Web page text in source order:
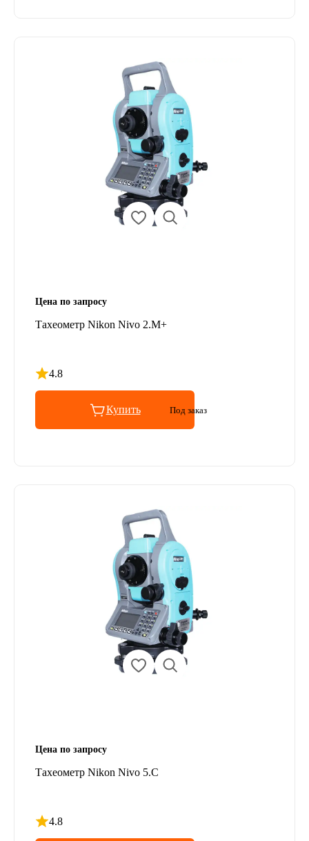
Цена по запросу
Тахеометр Nikon Nivo 2.M+
4.8
Рейтинг 4.8 из 5
Купить Под заказ
Цена по запросу
Тахеометр Nikon Nivo 5.C
4.8
Рейтинг 4.8 из 5